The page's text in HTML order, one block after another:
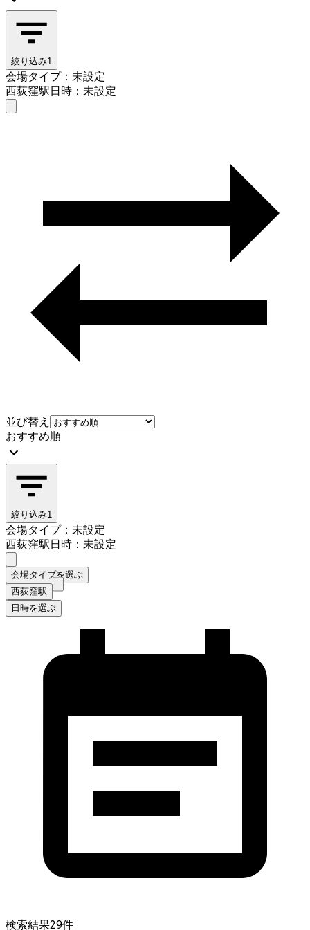
絞り込み1
会場タイプ：未設定
西荻窪駅日時：未設定
並び替え
おすすめ順
絞り込み1
会場タイプ：未設定
西荻窪駅日時：未設定
会場タイプを選ぶ
西荻窪駅
日時を選ぶ
検索結果29件